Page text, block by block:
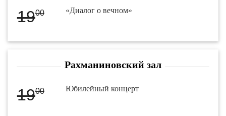
1900 «Диалог о вечном»
Рахманиновский зал
1900 Юбилейный концерт